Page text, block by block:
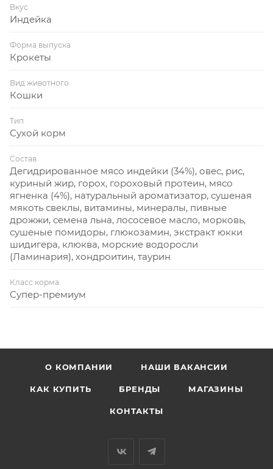
Вкус
Индейка
Форма выпуска
Крокеты
Вид животного
Кошки
Тип
Сухой корм
Состав
Дегидрированное мясо индейки (34%), овес, рис,
куриный жир, горох, гороховый протеин, мясо
ягненка (4%), натуральный ароматизатор, сушеная
мякоть свеклы, витамины, минералы, пивные
дрожжи, семена льна, лососевое масло, морковь,
сушеные помидоры, глюкозамин, экстракт юкки
шидигера, клюква, морские водоросли
(Ламинария), хондроитин, таурин
Класс корма
Супер-премиум
О КОМПАНИИ НАШИ ВАКАНСИИ
КАК КУПИТЬ БРЕНДЫ МАГАЗИНЫ
КОНТАКТЫ